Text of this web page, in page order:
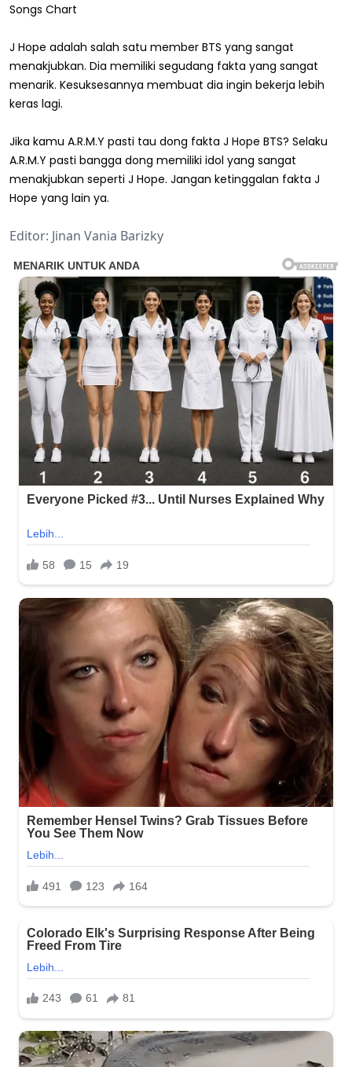
Songs Chart
J Hope adalah salah satu member BTS yang sangat
menakjubkan. Dia memiliki segudang fakta yang sangat
menarik. Kesuksesannya membuat dia ingin bekerja lebih
keras lagi.
Jika kamu A.R.M.Y pasti tau dong fakta J Hope BTS? Selaku
A.R.M.Y pasti bangga dong memiliki idol yang sangat
menakjubkan seperti J Hope. Jangan ketinggalan fakta J
Hope yang lain ya.
Editor: Jinan Vania Barizky